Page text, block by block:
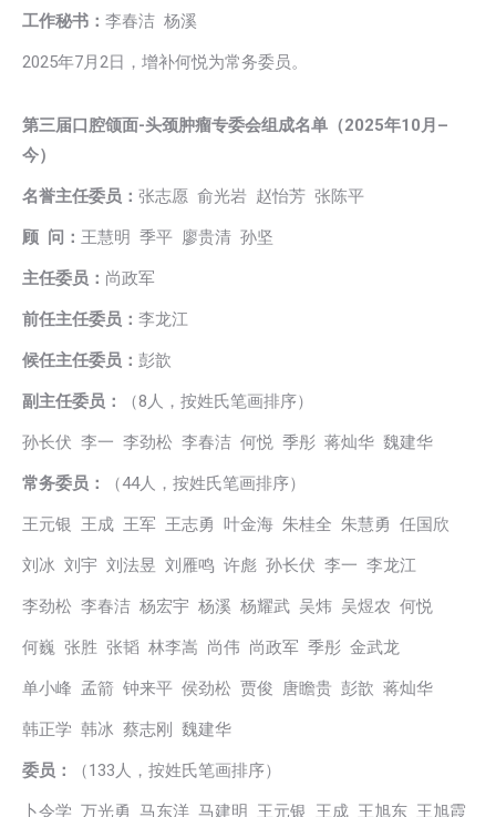
工作秘书： 李春洁 杨溪
2025年7月2日，增补何悦为常务委员。
第三届口腔颌面-头颈肿瘤专委会组成名单（2025年10月 –
今）
名誉主任委员： 张志愿 俞光岩 赵怡芳 张陈平
顾 问： 王慧明 季平 廖贵清 孙坚
主任委员： 尚政军
前任主任委员： 李龙江
候任主任委员： 彭歆
副主任委员： （8人，按姓氏笔画排序）
孙长伏 李一 李劲松 李春洁 何悦 季彤 蒋灿华 魏建华
常务委员： （44人，按姓氏笔画排序）
王元银 王成 王军 王志勇 叶金海 朱桂全 朱慧勇 任国欣
刘冰 刘宇 刘法昱 刘雁鸣 许彪 孙长伏 李一 李龙江
李劲松 李春洁 杨宏宇 杨溪 杨耀武 吴炜 吴煜农 何悦
何巍 张胜 张韬 林李嵩 尚伟 尚政军 季彤 金武龙
单小峰 孟箭 钟来平 侯劲松 贾俊 唐瞻贵 彭歆 蒋灿华
韩正学 韩冰 蔡志刚 魏建华
委员： （133人，按姓氏笔画排序）
卜令学 万光勇 马东洋 马建明 王元银 王成 王旭东 王旭霞